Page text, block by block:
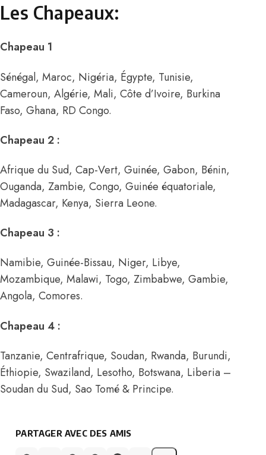
Les Chapeaux:
Chapeau 1
Sénégal, Maroc, Nigéria, Égypte, Tunisie,
Cameroun, Algérie, Mali, Côte d’Ivoire, Burkina
Faso, Ghana, RD Congo.
Chapeau 2 :
Afrique du Sud, Cap-Vert, Guinée, Gabon, Bénin,
Ouganda, Zambie, Congo, Guinée équatoriale,
Madagascar, Kenya, Sierra Leone.
Chapeau 3 :
Namibie, Guinée-Bissau, Niger, Libye,
Mozambique, Malawi, Togo, Zimbabwe, Gambie,
Angola, Comores.
Chapeau 4 :
Tanzanie, Centrafrique, Soudan, Rwanda, Burundi,
Éthiopie, Swaziland, Lesotho, Botswana, Liberia –
Soudan du Sud, Sao Tomé & Principe.
PARTAGER AVEC DES AMIS